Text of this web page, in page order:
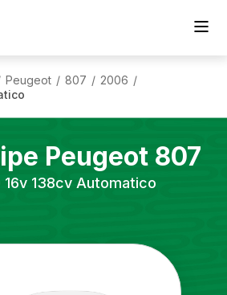
Peugeot / 807 / 2006 /
Peugeot 807
16v 138cv Automatico